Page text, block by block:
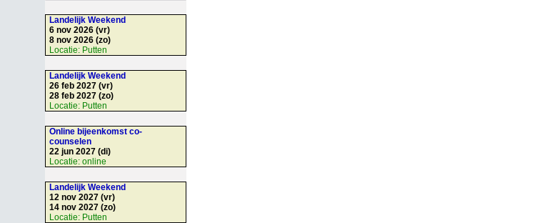
Landelijk Weekend
6 nov 2026 (vr)
8 nov 2026 (zo)
Locatie: Putten
Landelijk Weekend
26 feb 2027 (vr)
28 feb 2027 (zo)
Locatie: Putten
Online bijeenkomst co-
counselen
22 jun 2027 (di)
Locatie: online
Landelijk Weekend
12 nov 2027 (vr)
14 nov 2027 (zo)
Locatie: Putten